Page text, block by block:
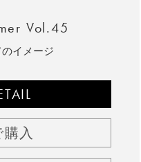
Vol.45
イメージ
入